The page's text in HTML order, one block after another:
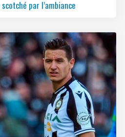
par l’ambiance